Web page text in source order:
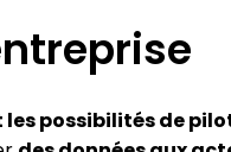
possibilités de